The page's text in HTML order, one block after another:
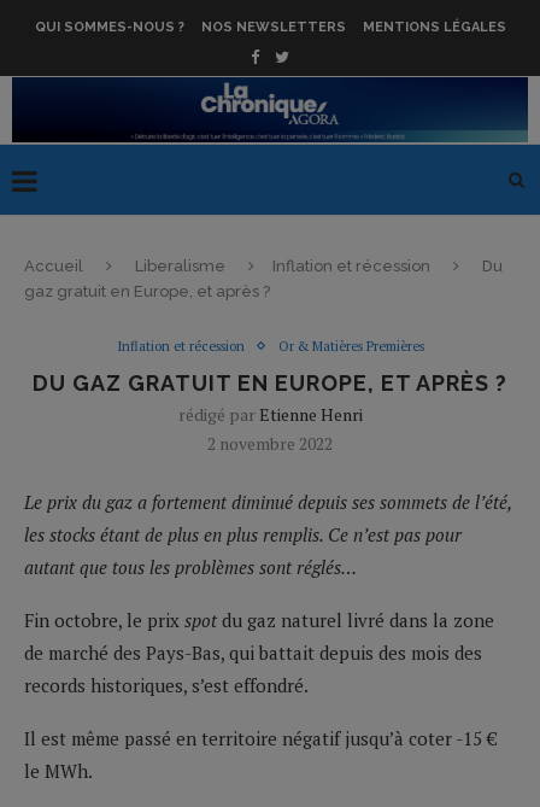
QUI SOMMES-NOUS ? NOS NEWSLETTERS MENTIONS LÉGALES
Accueil Liberalisme Inflation et récession
Du
gaz gratuit en Europe, et après ?
Inflation et récession Or & Matières Premières
DU GAZ GRATUIT EN EUROPE, ET APRÈS ?
rédigé par Etienne Henri
2 novembre 2022
Le prix du gaz a fortement diminué depuis ses sommets de l’été,
les stocks étant de plus en plus remplis. Ce n’est pas pour
autant que tous les problèmes sont réglés…
Fin octobre, le prix spot du gaz naturel livré dans la zone
de marché des Pays-Bas, qui battait depuis des mois des
records historiques, s’est effondré.
Il est même passé en territoire négatif jusqu’à coter -15 €
le MWh.